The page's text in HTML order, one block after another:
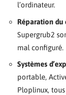
l’ordinateur.
Réparation du
Supergrub2
mal configuré.
Systèmes
portable,
Ploplinux,